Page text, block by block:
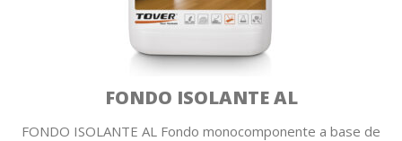
FONDO ISOLANTE AL
FONDO ISOLANTE AL Fondo monocomponente a base de